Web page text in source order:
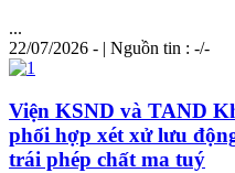
...
22/07/2026 - | Nguồn tin : -/-
Viện KSND và TAND
phối hợp xét xử lưu
trái phép chất ma tuý